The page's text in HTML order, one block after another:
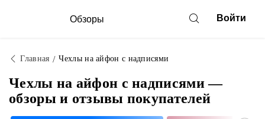
Обзоры Войти
Главная Чехлы на айфон с надписями
Чехлы на айфон с надписями —
обзоры и отзывы покупателей